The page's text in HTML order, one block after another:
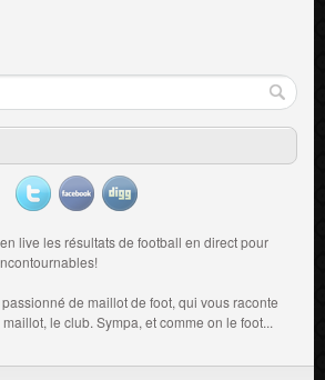
live les résultats de football en directpour
de maillot de foot, qui vous raconte
le club. Sympa, et comme on le foot...